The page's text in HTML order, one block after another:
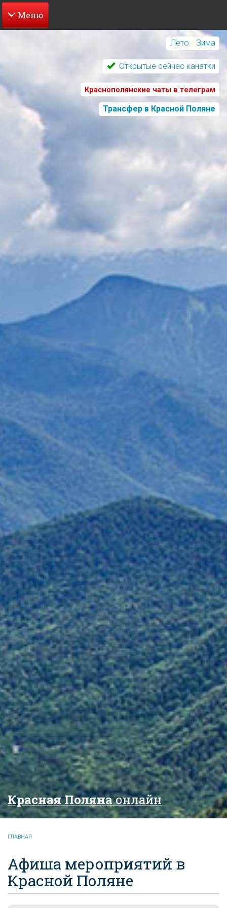
Перейти
содержанию
Лето / Зима
Открытые сейчас канатки
Краснополянские чаты в телеграм
Трансфер в Красной Поляне
Красная Полянаонлайн
ГЛАВНАЯ
Афиша мероприятий в
Красной Поляне